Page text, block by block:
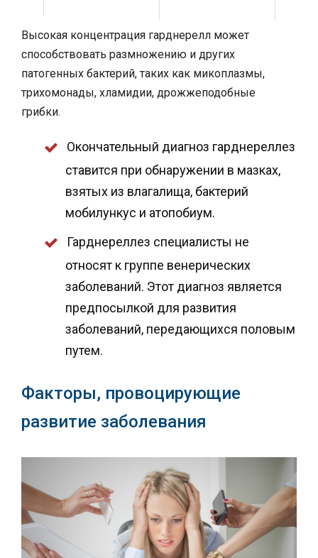
Высокая концентрация гарднерелл может
способствовать размножению и других
патогенных бактерий, таких как микоплазмы,
трихомонады, хламидии, дрожжеподобные
грибки.
Окончательный диагноз гарднереллез
ставится при обнаружении в мазках,
взятых из влагалища, бактерий
мобилункус и атопобиум.
Гарднереллез специалисты не
относят к группе венерических
заболеваний. Этот диагноз является
предпосылкой для развития
заболеваний, передающихся половым
путем.
Факторы, провоцирующие
развитие заболевания